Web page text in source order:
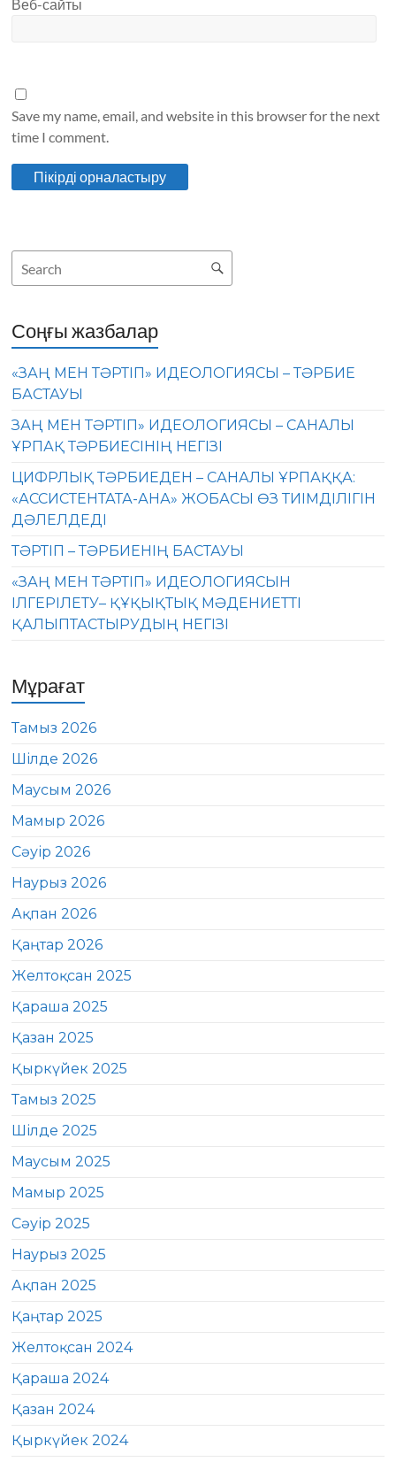
Веб-сайты
Save my name, email, and website in this browser for the next
time I comment.
Соңғы жазбалар
«ЗАҢ МЕН ТӘРТІП» ИДЕОЛОГИЯСЫ – ТӘРБИЕ
БАСТАУЫ
ЗАҢ МЕН ТӘРТІП» ИДЕОЛОГИЯСЫ – САНАЛЫ
ҰРПАҚ ТӘРБИЕСІНІҢ НЕГІЗІ
ЦИФРЛЫҚ ТӘРБИЕДЕН – САНАЛЫ ҰРПАҚҚА:
«АССИСТЕНТАТА-АНА» ЖОБАСЫ ӨЗ ТИІМДІЛІГІН
ДӘЛЕЛДЕДІ
ТӘРТІП – ТӘРБИЕНІҢ БАСТАУЫ
«ЗАҢ МЕН ТӘРТІП» ИДЕОЛОГИЯСЫН
ІЛГЕРІЛЕТУ– ҚҰҚЫҚТЫҚ МӘДЕНИЕТТІ
ҚАЛЫПТАСТЫРУДЫҢ НЕГІЗІ
Мұрағат
Тамыз 2026
Шілде 2026
Маусым 2026
Мамыр 2026
Сәуір 2026
Наурыз 2026
Ақпан 2026
Қаңтар 2026
Желтоқсан 2025
Қараша 2025
Қазан 2025
Қыркүйек 2025
Тамыз 2025
Шілде 2025
Маусым 2025
Мамыр 2025
Сәуір 2025
Наурыз 2025
Ақпан 2025
Қаңтар 2025
Желтоқсан 2024
Қараша 2024
Қазан 2024
Қыркүйек 2024